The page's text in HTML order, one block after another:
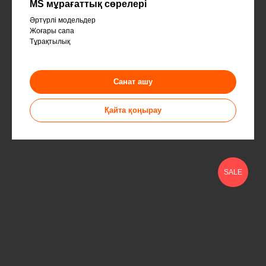
MS мұрағаттық сөрелері
Әртүрлі модельдер
Жоғары сапа
Тұрақтылық
Санат ашу
Қайта қоңырау
SALE